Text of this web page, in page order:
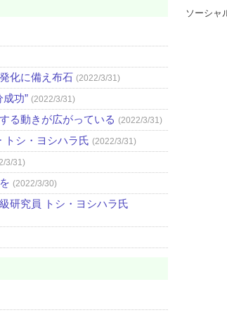
化に備え布石 (2022/3/31)
功” (2022/3/31)
る動きが広がっている (2022/3/31)
トシ・ヨシハラ氏 (2022/3/31)
3/31)
(2022/3/30)
研究員 トシ・ヨシハラ氏
ソーシャ